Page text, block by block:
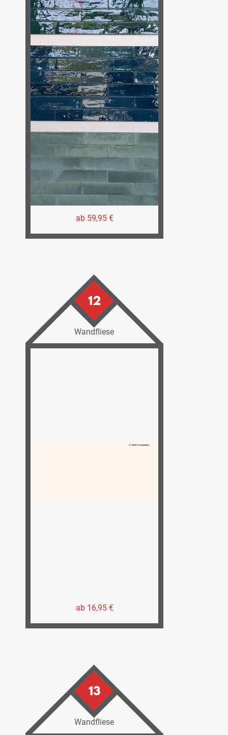
ab 59,95 €
12
Wandfliese
ab 16,95 €
13
Wandfliese